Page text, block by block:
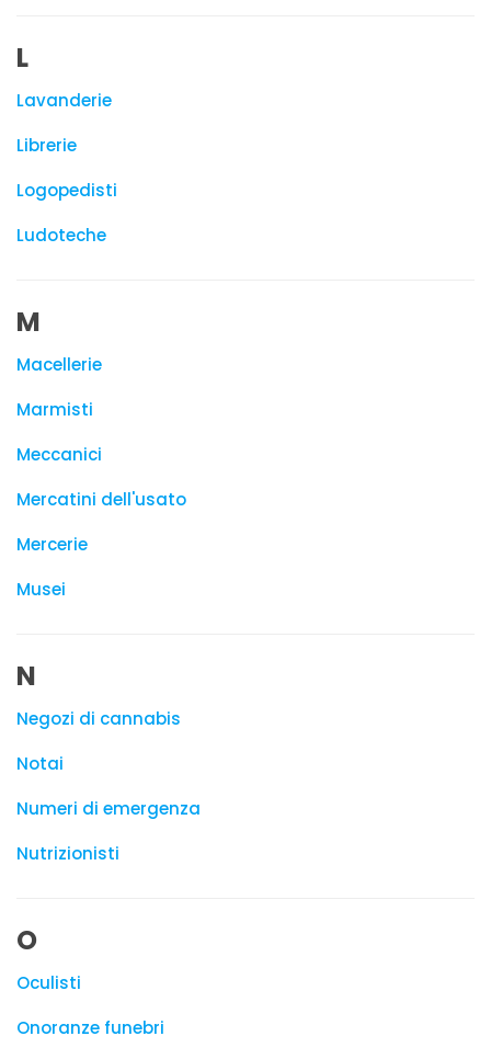
L
Lavanderie
Librerie
Logopedisti
Ludoteche
M
Macellerie
Marmisti
Meccanici
Mercatini dell'usato
Mercerie
Musei
N
Negozi di cannabis
Notai
Numeri di emergenza
Nutrizionisti
O
Oculisti
Onoranze funebri